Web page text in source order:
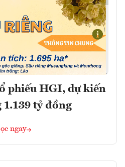
phiếu HGI, dự kiến
1.139 tỷ đồng
ngay